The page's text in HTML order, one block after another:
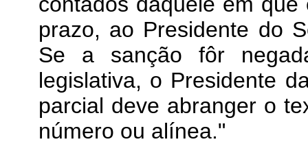
prazo, ao Presidente do
Se a sanção fôr
legislativa, o Presidente
parcial deve abranger o
número ou alínea."